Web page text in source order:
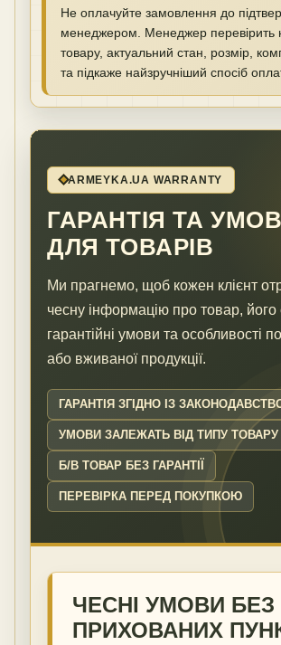
Не оплачуйте замовлення до
менеджером. Менеджер перевірить
товару, актуальний стан, розмір,
та підкаже найзручніший спосіб
ARMEYKA.UA WARRANTY
ГАРАНТІЯ ТА
ДЛЯ ТОВАРІВ
Ми прагнемо, щоб кожен клієнт
чесну інформацію про товар, його
гарантійні умови та особливості
або вживаної продукції.
ГАРАНТІЯ ЗГІДНО ІЗ
УМОВИ ЗАЛЕЖАТЬ ВІД ТИПУ ТОВАРУ
Б/В ТОВАР БЕЗ ГАРАНТІЇ
ПЕРЕВІРКА ПЕРЕД ПОКУПКОЮ
ЧЕСНІ УМОВИ БЕЗ
ПРИХОВАНИХ